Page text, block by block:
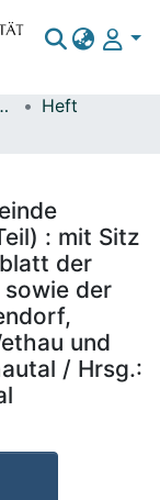
Heft
: mit Sitz
der
der
und
/ Hrsg.: